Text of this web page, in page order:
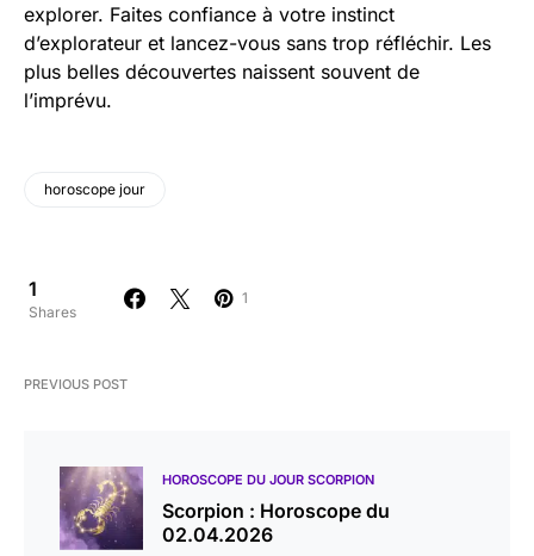
explorer. Faites confiance à votre instinct
d’explorateur et lancez-vous sans trop réfléchir. Les
plus belles découvertes naissent souvent de
l’imprévu.
horoscope jour
1
Shares
1
PREVIOUS POST
HOROSCOPE DU JOUR SCORPION
Scorpion : Horoscope du
02.04.2026